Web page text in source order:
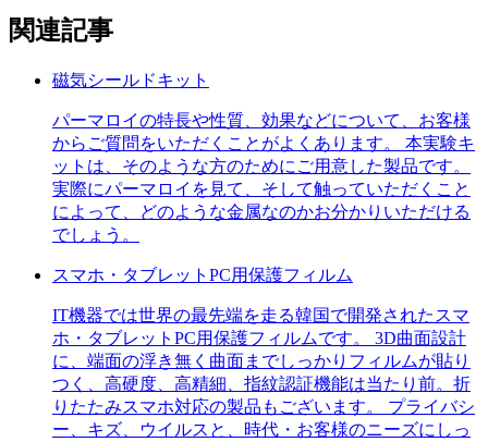
関連記事
磁気シールドキット
パーマロイの特長や性質、効果などについて、お客様
からご質問をいただくことがよくあります。 本実験キ
ットは、そのような方のためにご用意した製品です。
実際にパーマロイを見て、そして触っていただくこと
によって、どのような金属なのかお分かりいただける
でしょう。
スマホ・タブレットPC用保護フィルム
IT機器では世界の最先端を走る韓国で開発されたスマ
ホ・タブレットPC用保護フィルムです。 3D曲面設計
に、端面の浮き無く曲面までしっかりフィルムが貼り
つく、高硬度、高精細、指紋認証機能は当たり前。折
りたたみスマホ対応の製品もございます。 プライバシ
ー、キズ、ウイルスと、時代・お客様のニーズにしっ